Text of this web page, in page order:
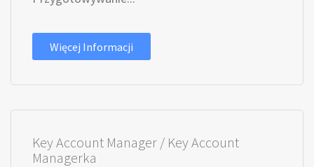
Więcej Informacji
Key Account Manager / Key Account
Managerka